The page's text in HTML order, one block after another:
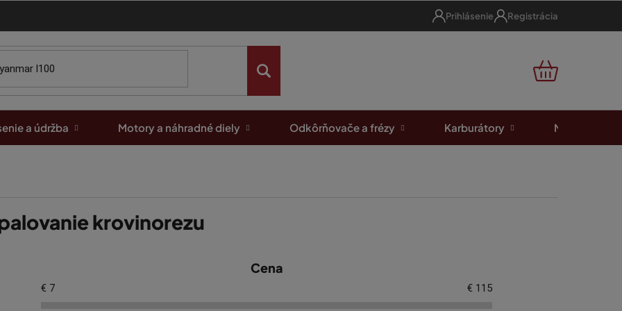
Prihlásenie Registrácia
NÁKUPNÝ
a údržba Motory a náhradné diely Odkôrňovače a frézy Karburátory Motorové
krovinorezu
Cena
€ 7 € 115